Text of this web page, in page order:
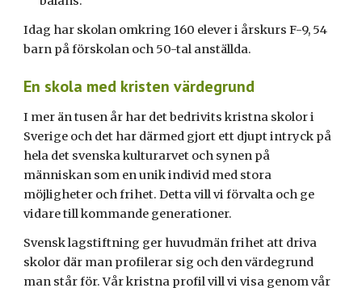
Idag har skolan omkring 160 elever i årskursF-9, 54
barn på förskolan och 50-tal anställda.
En skola med kristen värdegrund
I mer än tusen år har det bedrivits kristna skolor i
Sverige och det har därmed gjort ett djupt intryck på
hela det svenska kulturarvet och synen på
människan som en unik individ med stora
möjligheter och frihet. Detta vill vi förvalta och ge
vidare till kommande generationer.
Svensk lagstiftning ger huvudmän frihet att driva
skolor där man profilerar sig och den värdegrund
man står för. Vår kristna profil vill vi visa genom vår